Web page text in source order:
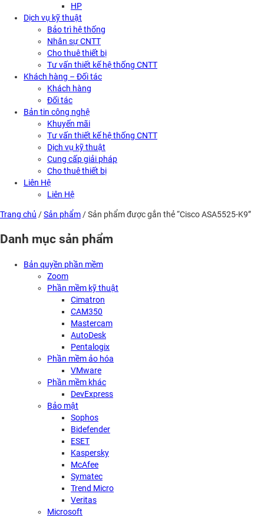
HP
Dịch vụ kỹ thuật
Bảo trì hệ thống
Nhân sự CNTT
Cho thuê thiết bị
Tư vấn thiết kế hệ thống CNTT
Khách hàng – Đối tác
Khách hàng
Đối tác
Bản tin công nghệ
Khuyến mãi
Tư vấn thiết kế hệ thống CNTT
Dịch vụ kỹ thuật
Cung cấp giải pháp
Cho thuê thiết bị
Liên Hệ
Liên Hệ
Trang chủ /Sản phẩm / Sản phẩm được gắn thẻ “Cisco ASA5525-K9”
Danh mục sản phẩm
Bản quyền phần mềm
Zoom
Phần mềm kỹ thuật
Cimatron
CAM350
Mastercam
AutoDesk
Pentalogix
Phần mềm ảo hóa
VMware
Phần mềm khác
DevExpress
Bảo mật
Sophos
Bidefender
ESET
Kaspersky
McAfee
Symatec
Trend Micro
Veritas
Microsoft